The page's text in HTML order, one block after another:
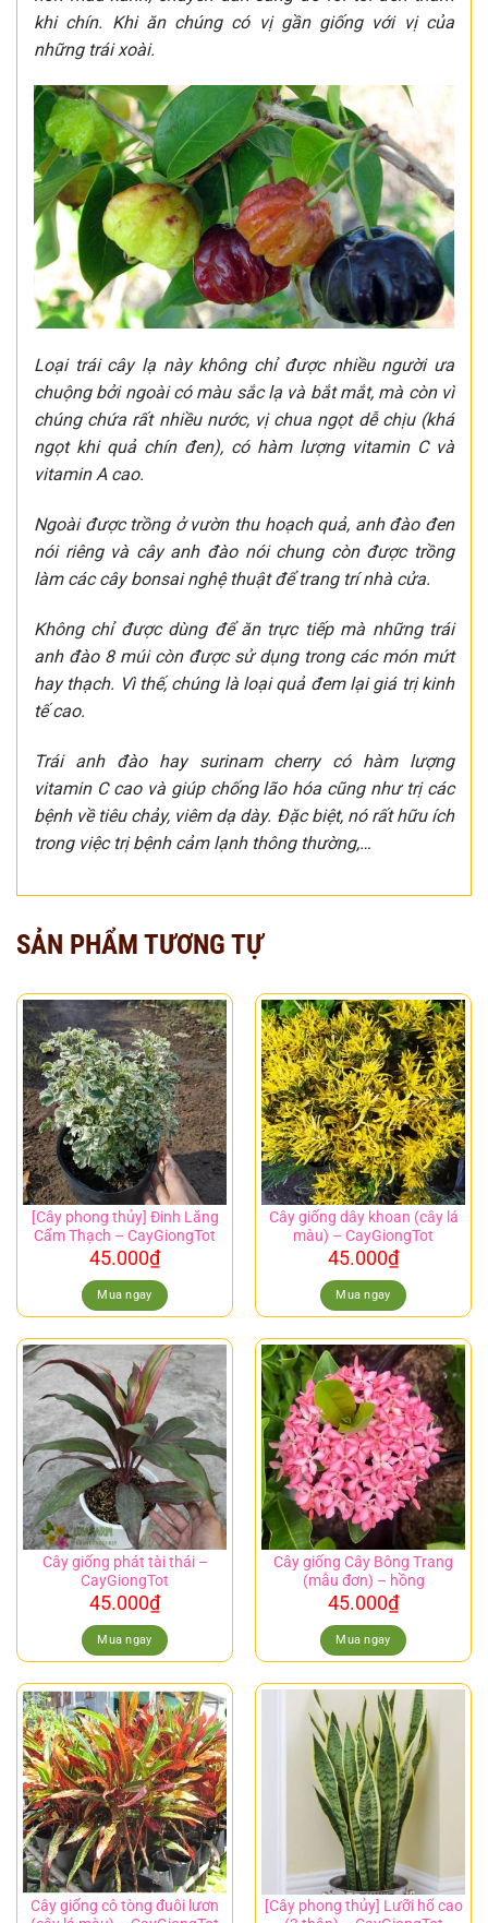
khi chín. Khi ăn chúng có vị gần giống với vị của
những trái xoài.
Loại trái cây lạ này không chỉ được nhiều người ưa
chuộng bởi ngoài có màu sắc lạ và bắt mắt, mà còn vì
chúng chứa rất nhiều nước, vị chua ngọt dễ chịu (khá
ngọt khi quả chín đen), có hàm lượng vitamin C và
vitamin A cao.
Ngoài được trồng ở vườn thu hoạch quả, anh đào đen
nói riêng và cây anh đào nói chung còn được trồng
làm các cây bonsai nghệ thuật để trang trí nhà cửa.
Không chỉ được dùng để ăn trực tiếp mà những trái
anh đào 8 múi còn được sử dụng trong các món mứt
hay thạch. Vì thế, chúng là loại quả đem lại giá trị kinh
tế cao.
Trái anh đào hay surinam cherry có hàm lượng
vitamin C cao và giúp chống lão hóa cũng như trị các
bệnh về tiêu chảy, viêm dạ dày. Đặc biệt, nó rất hữu ích
trong việc trị bệnh cảm lạnh thông thường,…
SẢN PHẨM TƯƠNG TỰ
[Cây phong thủy] Đinh Lăng
Cẩm Thạch – CayGiongTot
45.000₫
Mua ngay
Cây giống dây khoan (cây lá
màu) – CayGiongTot
45.000₫
Mua ngay
Cây giống phát tài thái –
CayGiongTot
45.000₫
Mua ngay
Cây giống Cây Bông Trang
(mẫu đơn) – hồng
45.000₫
Mua ngay
Cây giống cô tòng đuôi lươn
[Cây phong thủy] Lưỡi hổ cao